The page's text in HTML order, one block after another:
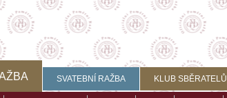
SVATEBNÍ RAŽBA KLUB SBĚRATELŮ